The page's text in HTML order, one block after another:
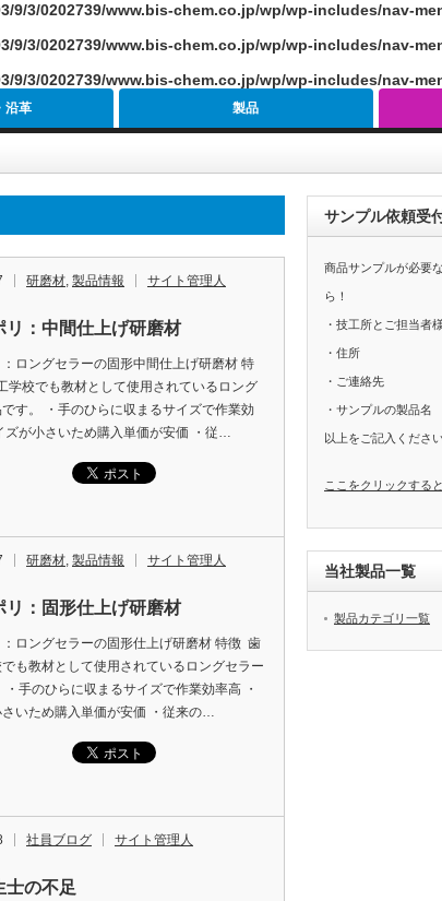
9/3/0202739/www.bis-chem.co.jp/wp/wp-includes/nav-
9/3/0202739/www.bis-chem.co.jp/wp/wp-includes/nav-
9/3/0202739/www.bis-chem.co.jp/wp/wp-includes/nav-
沿革 製品
研磨材, 製品情報 サイト管理人
リ：中間仕上げ研磨材
：ロングセラーの固形中間仕上げ研磨材 特
学校でも教材として使用されているロング
す。 ・手のひらに収まるサイズで作業効
ズが小さいため購入単価が安価 ・従…
研磨材, 製品情報 サイト管理人
リ：固形仕上げ研磨材
ロングセラーの固形仕上げ研磨材 特徴 歯
も教材として使用されているロングセラー
・手のひらに収まるサイズで作業効率高 ・
いため購入単価が安価 ・従来の…
社員ブログ サイト管理人
士の不足
サンプル依頼受
商品サンプルが必要
ら！
・技工所とご担当者
・住所
・ご連絡先
・サンプルの製品名
以上をご記入くださ
ここをクリックする
当社製品一覧
製品カテゴリ一覧